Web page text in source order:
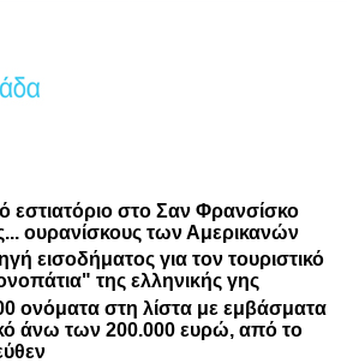
εστιατόριο στο Σαν Φρανσίσκο
ουρανίσκους των Αμερικανών
εισοδήματος για τον τουριστικό
της ελληνικής γης
ονόματα στη λίστα με εμβάσματα
άνω των 200.000 ευρώ, από το